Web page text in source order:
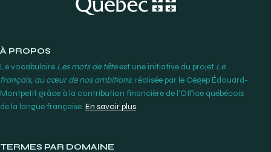
À PROPOS
Le vocabulaire Les mots de têteest une initiative du projet Le
français, au cœur de nos ambitions, réalisée par le Cégep Édouard-
Montpetit grâce à la contribution financière de l’Office québécois
de la langue française. En savoir plus
TERMES PAR DOMAINE